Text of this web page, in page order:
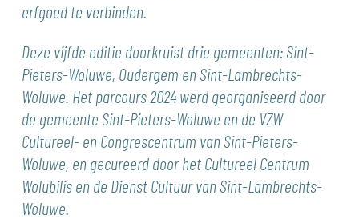
erfgoed te verbinden.
Deze vijfde editie doorkruist drie gemeenten: Sint-
Pieters-Woluwe, Oudergem en Sint-Lambrechts-
Woluwe. Het parcours 2024 werd georganiseerd door
de gemeente Sint-Pieters-Woluwe en de VZW
Cultureel- en Congrescentrum van Sint-Pieters-
Woluwe, en gecureerd door het Cultureel Centrum
Wolubilis en de Dienst Cultuur van Sint-Lambrechts-
Woluwe.